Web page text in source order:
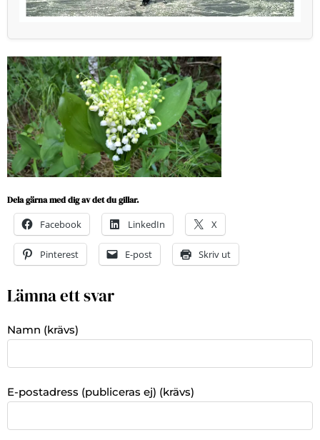
Dela gärna med dig av det du gillar.
Facebook LinkedIn X
Pinterest E-post Skriv ut
Lämna ett svar
Namn (krävs)
E-postadress (publiceras ej) (krävs)